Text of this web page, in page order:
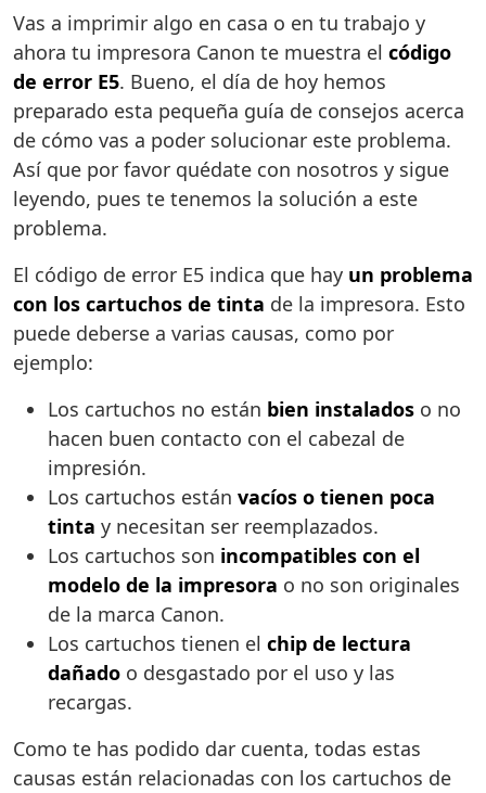
Vas a imprimir algo en casa o en tu trabajo y
ahora tu impresora Canon te muestra el código
de error E5. Bueno, el día de hoy hemos
preparado esta pequeña guía de consejos acerca
de cómo vas a poder solucionar este problema.
Así que por favor quédate con nosotros y sigue
leyendo, pues te tenemos la solución a este
problema.
El código de error E5 indica que hay un problema
con los cartuchos de tinta de la impresora. Esto
puede deberse a varias causas, como por
ejemplo:
Los cartuchos no están bien instalados o no
hacen buen contacto con el cabezal de
impresión.
Los cartuchos están vacíos o tienen poca
tinta y necesitan ser reemplazados.
Los cartuchos son incompatibles con el
modelo de la impresora o no son originales
de la marca Canon.
Los cartuchos tienen el chip de lectura
dañado o desgastado por el uso y las
recargas.
Como te has podido dar cuenta, todas estas
causas están relacionadas con los cartuchos de